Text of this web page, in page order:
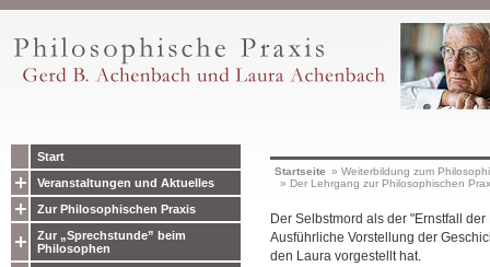
Start
Veranstaltungen und Aktuelles
Zur Philosophischen Praxis
Zur „Sprechstunde” beim
Philosophen
Startseite » Weiterbildung zum
» Der Lehrgang zur Philosophischen
Der Selbstmord als der "Ernstfall
Ausführliche Vorstellung der
den Laura vorgestellt hat.